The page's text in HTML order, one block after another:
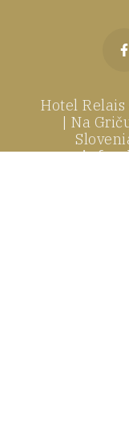
Hotel Relais
| Na